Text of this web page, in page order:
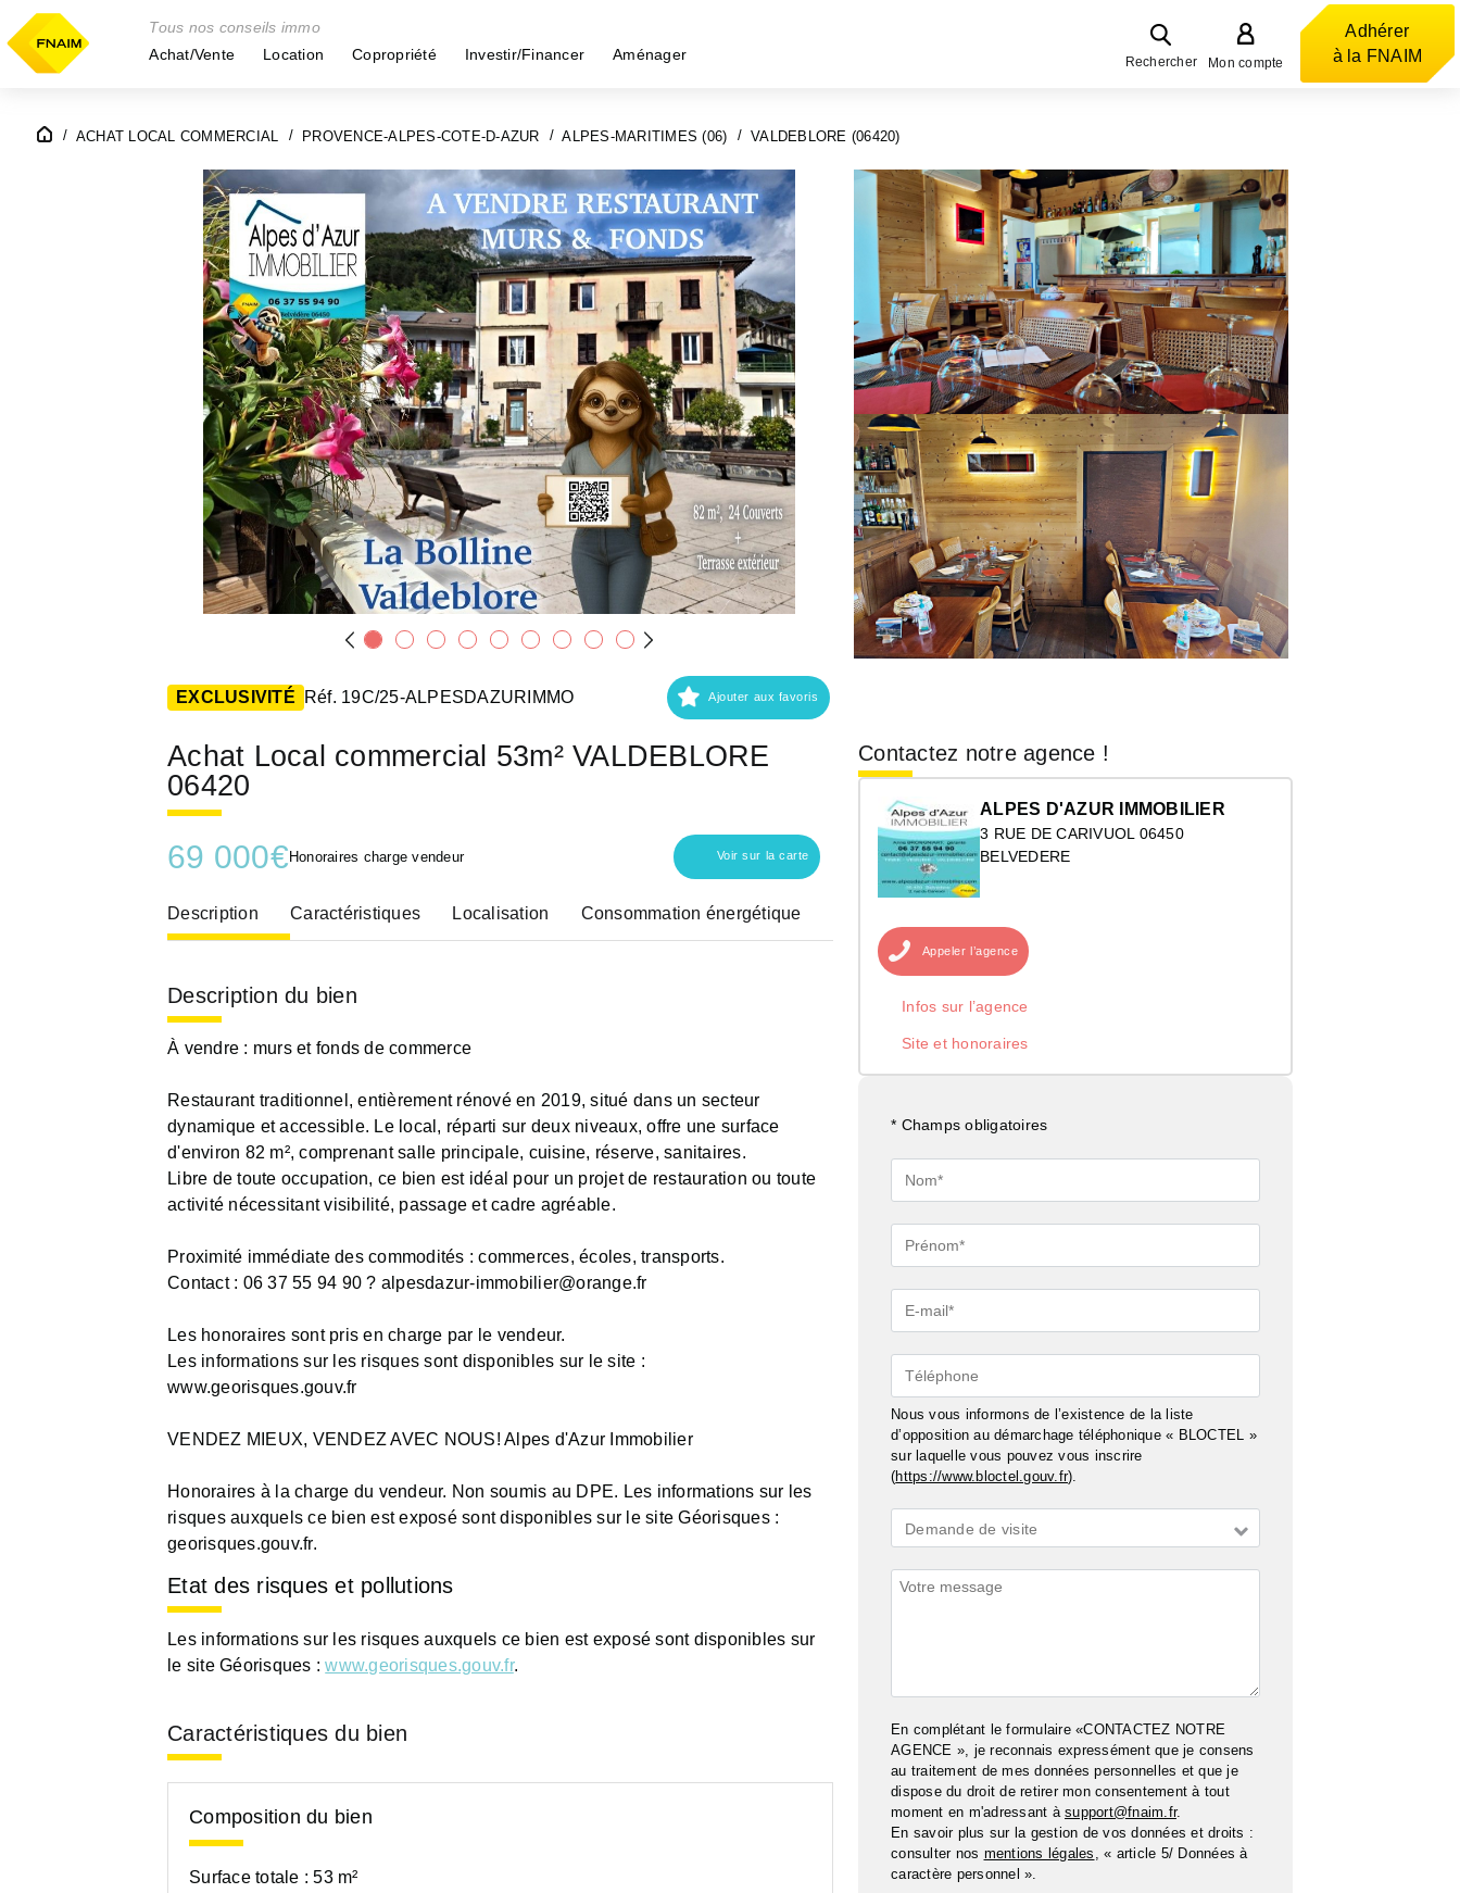
Tous nos conseils immo
Achat/Vente
Location Copropriété Investir/Financer Aménager Rechercher Mon compte
Adhérer
à la FNAIM
ACHAT LOCAL COMMERCIAL PROVENCE-ALPES-COTE-D-AZUR ALPES-MARITIMES (06) VALDEBLORE (06420)
EXCLUSIVITÉ Réf. 19C/25-ALPESDAZURIMMO Ajouter aux favoris
Achat Local commercial 53m² VALDEBLORE
06420
69 000€ Honoraires charge vendeur Voir sur la carte
Description Caractéristiques Localisation Consommation énergétique
Description du bien
À vendre : murs et fonds de commerce
Restaurant traditionnel, entièrement rénové en 2019, situé dans un secteur
dynamique et accessible. Le local, réparti sur deux niveaux, offre une surface
d'environ 82 m², comprenant salle principale, cuisine, réserve, sanitaires.
Libre de toute occupation, ce bien est idéal pour un projet de restauration ou toute
activité nécessitant visibilité, passage et cadre agréable.
Proximité immédiate des commodités : commerces, écoles, transports.
Contact : 06 37 55 94 90 ? alpesdazur-immobilier@orange.fr
Les honoraires sont pris en charge par le vendeur.
Les informations sur les risques sont disponibles sur le site :
www.georisques.gouv.fr
VENDEZ MIEUX, VENDEZ AVEC NOUS! Alpes d'Azur Immobilier
Honoraires à la charge du vendeur. Non soumis au DPE. Les informations sur les
risques auxquels ce bien est exposé sont disponibles sur le site Géorisques :
georisques.gouv.fr.
Etat des risques et pollutions
Les informations sur les risques auxquels ce bien est exposé sont disponibles sur
le site Géorisques :www.georisques.gouv.fr.
Caractéristiques du bien
Composition du bien
Surface totale :53 m²
Contactez notre agence !
ALPES D'AZUR IMMOBILIER
3 RUE DE CARIVUOL 06450
BELVEDERE
Appeler l’agence
Infos sur l’agence
Site et honoraires
* Champs obligatoires
Nom*
Prénom*
E-
mail*
Téléphone
Nous vous informons de l’existence de la liste
d’opposition au démarchage téléphonique « BLOCTEL »
sur laquelle vous pouvez vous inscrire
(https://www.bloctel.gouv.fr).
Demande
*
Demande de visite
Commentaires
En complétant le formulaire «CONTACTEZ NOTRE
AGENCE », je reconnais expressément que je consens
au traitement de mes données personnelles et que je
dispose du droit de retirer mon consentement à tout
moment en m'adressant à support@fnaim.fr.
En savoir plus sur la gestion de vos données et droits :
consulter nos mentions légales , « article 5/ Données à
caractère personnel ».